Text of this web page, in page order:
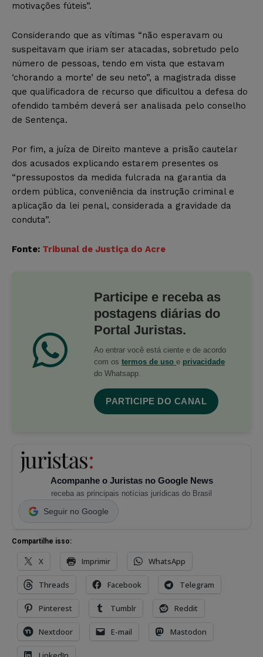
motivações fúteis”.
Considerando que as vítimas “não esperavam ou
suspeitavam que iriam ser atacadas, sobretudo pelo
número de pessoas, tendo em vista que estavam
‘chorando a morte’ de seu neto”, a magistrada disse
que qualificadora de recurso que dificultou a defesa do
ofendido também deverá ser analisada pelo conselho
de Sentença.
Por fim, a juíza de Direito manteve a prisão cautelar
dos acusados explicando estarem presentes os
“pressupostos da medida fulcrada na garantia da
ordem pública, conveniência da instrução criminal e
aplicação da lei penal, considerada a gravidade da
conduta”.
Fonte: Tribunal de Justiça do Acre
Participe e receba as
postagens diárias do
Portal Juristas.
Ao entrar você está ciente e de acordo
com os termos de uso e privacidade
do Whatsapp.
PARTICIPE DO CANAL
Acompanhe o Juristas no Google News
receba as principais notícias jurídicas do Brasil
Seguir no Google
Compartilhe isso:
X Imprimir WhatsApp
Threads Facebook Telegram
Pinterest Tumblr Reddit
Nextdoor E-mail Mastodon